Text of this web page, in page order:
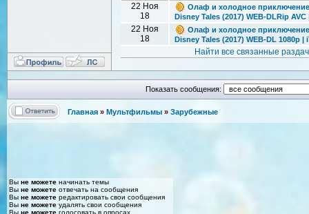
22 Ноя
18
Олаф и холодное
Disney Tales (2017) WEB-DLRip AVC
22 Ноя
18
Олаф и холодное
Disney Tales (2017) WEB-DL 1080p |
Найти все связанные
Показать сообщения:
Главная » Мультфильмы » Зарубежные
Вы не можете начинать темы
Вы не можете отвечать на сообщения
Вы не можете редактировать свои сообщения
Вы не можете удалять свои сообщения
Вы не можете голосовать в опросах